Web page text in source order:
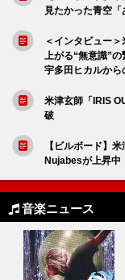
見たかった青空
＜インタビュー
上がる“無意識”
宇多田ヒカルから
米津玄師「IRIS
破
【ビルボード】
Nujabesが上昇中
音楽ニュース